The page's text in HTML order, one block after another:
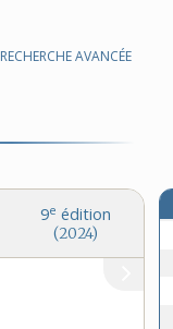
RECHERCHE AVANCÉE
9e édition
(2024)